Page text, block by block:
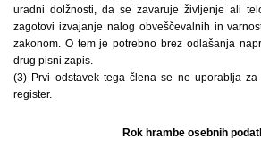
uradni dolžnosti, da se zavaruje življenje ali
zagotovi izvajanje nalog obveščevalnih in
zakonom. O tem je potrebno brez odlašanja
drug pisni zapis.
(3) Prvi odstavek tega člena se ne uporablja
register.
Rok hrambe osebnih